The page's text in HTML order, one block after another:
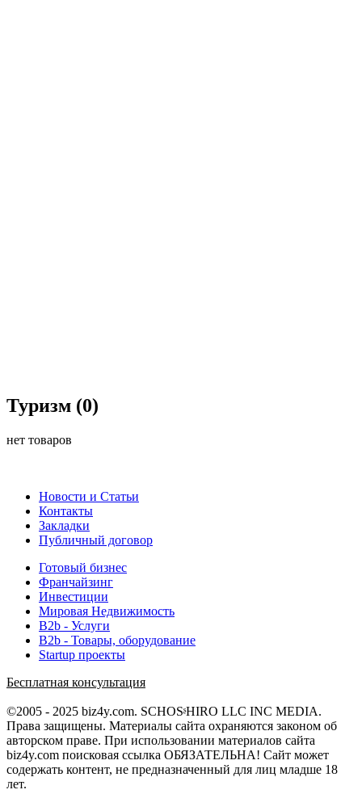
Туризм (0)
нет товаров
Новости и Статьи
Контакты
Закладки
Публичный договор
Готовый бизнес
Франчайзинг
Инвестиции
Мировая Недвижимость
B2b - Услуги
B2b - Товары, оборудование
Startup проекты
Бесплатная консультация
©2005 - 2025 biz4y.com. SCHOSᶳHIRO LLC INC MEDIA.
Права защищены. Материалы сайта охраняются законом об
авторском праве. При использовании материалов сайта
biz4y.com поисковая ссылка ОБЯЗАТЕЛЬНА! Сайт может
содержать контент, не предназначенный для лиц младше 18
лет.